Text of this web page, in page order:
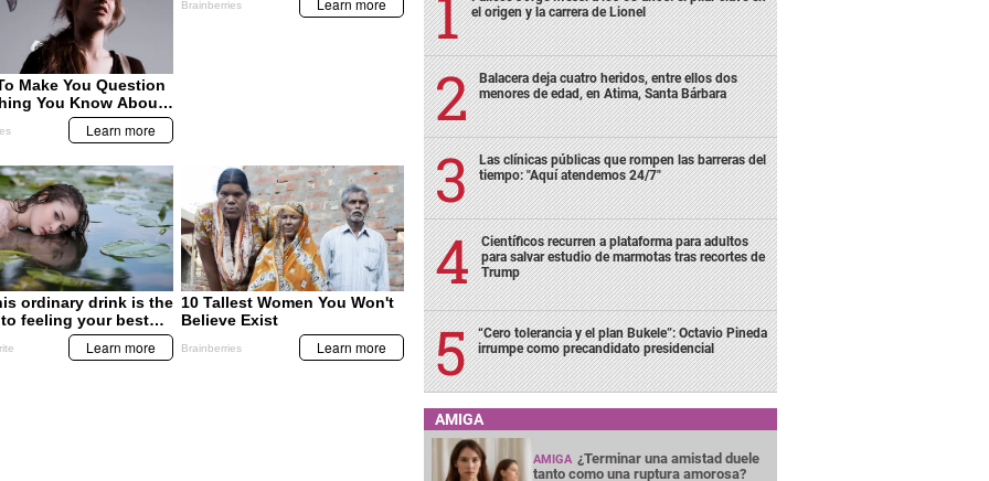
el origen y la carrera de Lionel
Balacera deja cuatro heridos, entre ellos dos
menores de edad, en Atima, Santa Bárbara
Las clínicas públicas que rompen las barreras del
tiempo: "Aquí atendemos 24/7"
Científicos recurren a plataforma para adultos
para salvar estudio de marmotas tras recortes de
Trump
“Cero tolerancia y el plan Bukele”: Octavio Pineda
irrumpe como precandidato presidencial
AMIGA
AMIGA ¿Terminar una amistad duele
tanto como una ruptura amorosa?